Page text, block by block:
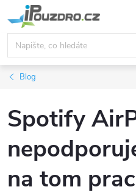
na
obsah
Blog
Spotify
na tom